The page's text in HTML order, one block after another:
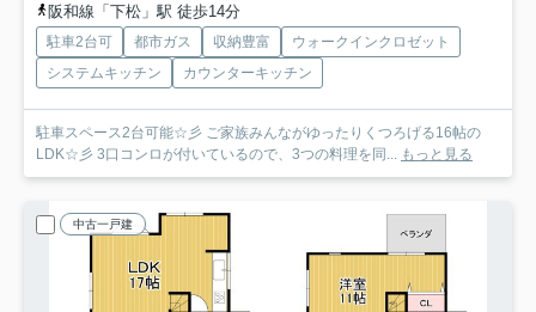
阪和線「下松」駅 徒歩14分
駐車2台可 都市ガス 収納豊富
ウォークインクロゼット
システムキッチン
カウンターキッチン
駐車スペース2台可能☆彡 ご家族みんながゆったりくつろげる16帖の
LDK☆彡 3口コンロが付いているので、3つの料理を同...
もっと見る
中古一戸建